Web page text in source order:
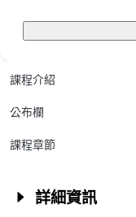
課程介紹
公布欄
課程章節
詳細資訊